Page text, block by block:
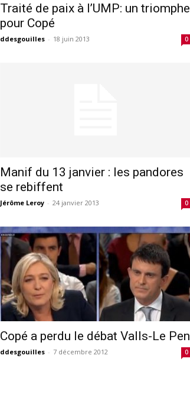
Traité de paix à l’UMP: un triomphe
pour Copé
ddesgouilles - 18 juin 2013 0
Manif du 13 janvier : les pandores
se rebiffent
Jérôme Leroy - 24 janvier 2013 0
Copé a perdu le débat Valls-Le Pen
ddesgouilles - 7 décembre 2012 0